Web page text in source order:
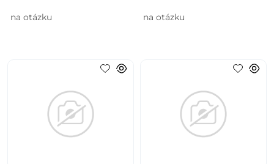
na otázku na otázku